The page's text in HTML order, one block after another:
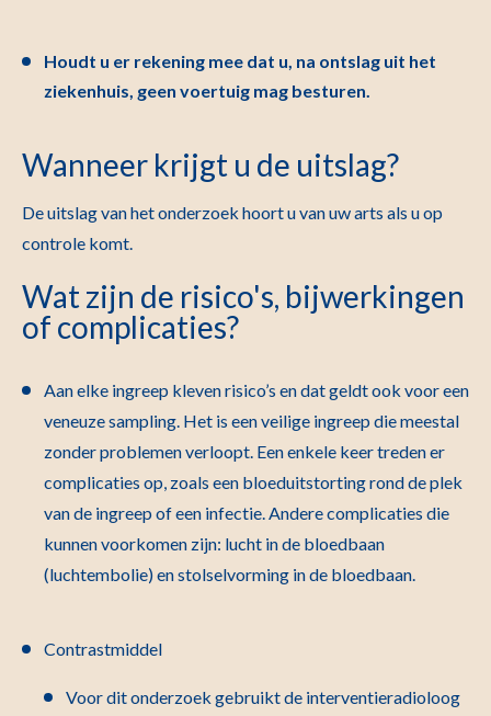
Houdt u er rekening mee dat u, na ontslag uit het
ziekenhuis, geen voertuig mag besturen.
Wanneer krijgt u de uitslag?
De uitslag van het onderzoek hoort u van uw arts als u op
controle komt.
Wat zijn de risico's, bijwerkingen
of complicaties?
Aan elke ingreep kleven risico’s en dat geldt ook voor een
veneuze sampling. Het is een veilige ingreep die meestal
zonder problemen verloopt. Een enkele keer treden er
complicaties op, zoals een bloeduitstorting rond de plek
van de ingreep of een infectie. Andere complicaties die
kunnen voorkomen zijn: lucht in de bloedbaan
(luchtembolie) en stolselvorming in de bloedbaan.
Contrastmiddel
Voor dit onderzoek gebruikt de interventieradioloog